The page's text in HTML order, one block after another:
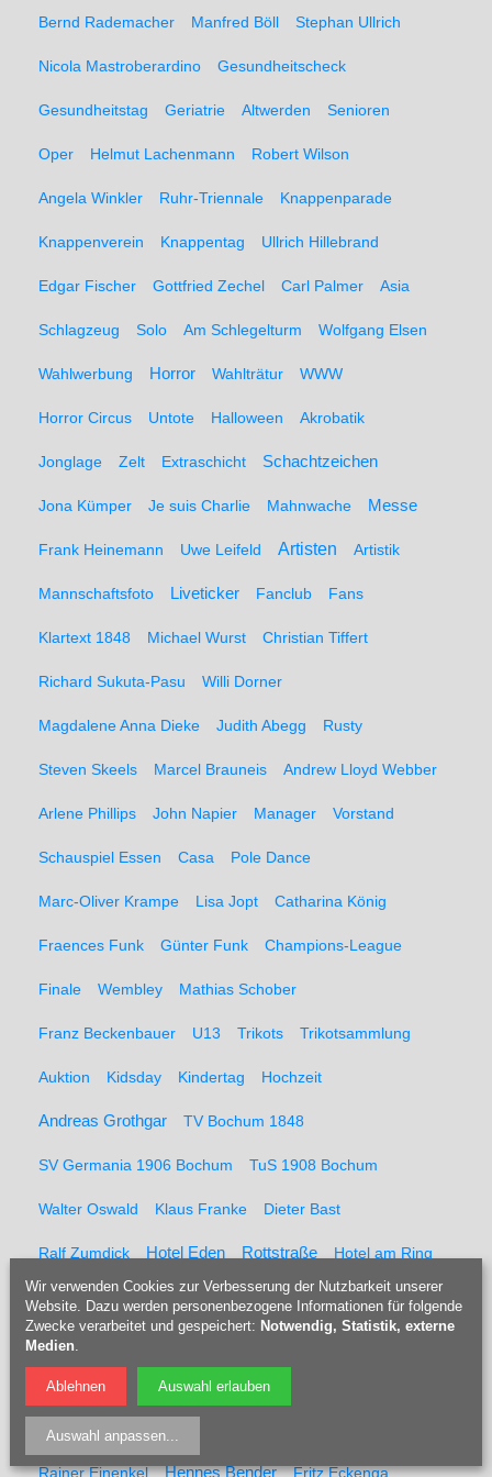
Bernd Rademacher Manfred Böll Stephan Ullrich
Nicola Mastroberardino Gesundheitscheck
Gesundheitstag Geriatrie Altwerden Senioren
Oper Helmut Lachenmann Robert Wilson
Angela Winkler Ruhr-Triennale Knappenparade
Knappenverein Knappentag Ullrich Hillebrand
Edgar Fischer Gottfried Zechel Carl Palmer Asia
Schlagzeug Solo Am Schlegelturm Wolfgang Elsen
Wahlwerbung Horror Wahlträtur WWW
Horror Circus Untote Halloween Akrobatik
Jonglage Zelt Extraschicht Schachtzeichen
Jona Kümper Je suis Charlie Mahnwache Messe
Frank Heinemann Uwe Leifeld Artisten Artistik
Mannschaftsfoto Liveticker Fanclub Fans
Klartext 1848 Michael Wurst Christian Tiffert
Richard Sukuta-Pasu Willi Dorner
Magdalene Anna Dieke Judith Abegg Rusty
Steven Skeels Marcel Brauneis Andrew Lloyd Webber
Arlene Phillips John Napier Manager Vorstand
Schauspiel Essen Casa Pole Dance
Marc-Oliver Krampe Lisa Jopt Catharina König
Fraences Funk Günter Funk Champions-League
Finale Wembley Mathias Schober
Franz Beckenbauer U13 Trikots Trikotsammlung
Auktion Kidsday Kindertag Hochzeit
Andreas Grothgar TV Bochum 1848
SV Germania 1906 Bochum TuS 1908 Bochum
Walter Oswald Klaus Franke Dieter Bast
Ralf Zumdick Hotel Eden Rottstraße Hotel am Ring
Andi Pahl Christa Ternow Höhenretter Messpunkte
Feuerwehr
Udo Berner Förster Marcel Müller
Tippelsberg
Rainer Einenkel Hennes Bender Fritz Eckenga
Wir verwenden Cookies zur Verbesserung der Nutzbarkeit unserer
Website. Dazu werden personenbezogene Informationen für folgende
Zwecke verarbeitet und gespeichert: Notwendig, Statistik, externe
Medien.
Ablehnen Auswahl erlauben
Auswahl anpassen...